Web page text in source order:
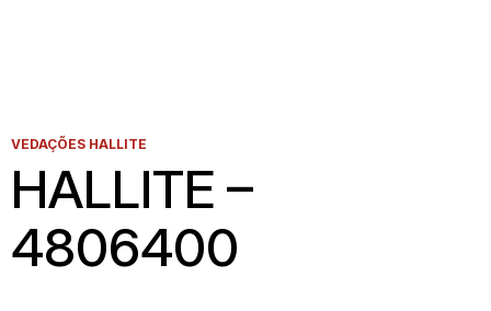
VEDAÇÕES HALLITE
HALLITE –
4806400